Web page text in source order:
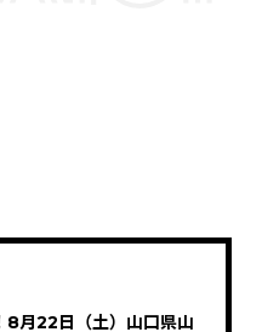
月22日（土）山口県山